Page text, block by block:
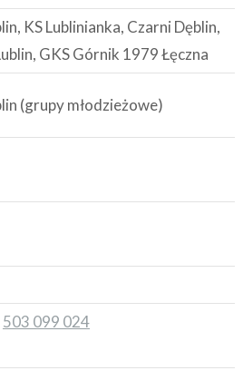
KS Lublinianka, Czarni Dęblin,
GKS Górnik 1979 Łęczna
(grupy młodzieżowe)
503 099 024